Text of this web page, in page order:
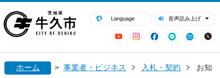
Language 音声読み上げ
YouTubeInstagram
Facebook
LINE Mail
閉じる
ホーム > 事業者・ビジネス 入札・契約
お知